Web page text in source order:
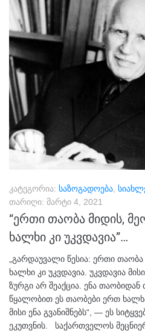
კატეგორია: საზოგადოება
თარიღი: მარტი 4, 2021
“ერთი თაობა მიდის,
ხალხი კი უკვდავია”…
„გარდაუვალი წესია: ერთი
ხალხი კი უკვდავია. უკვდავია
ზურგი არ შეაქცია. ენა თაობიდან
წყალობით ეს თაობები ერთ
მისი ენა გვანიშნებს“, — ეს
ეკუთვნის. საქართველოს